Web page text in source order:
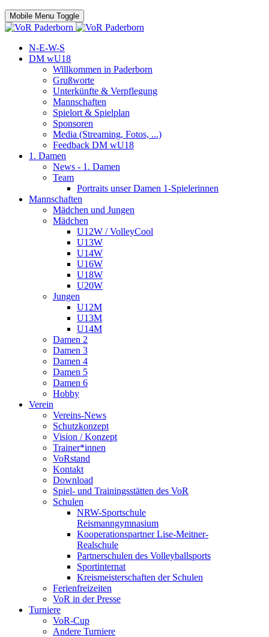
Mobile Menu Toggle
N-E-W-S
DM wU18
Willkommen in Paderborn
Grußworte
Unterkünfte & Verpflegung
Mannschaften
Spielort & Spielplan
Sponsoren
Media (Streaming, Fotos, ...)
Feedback DM wU18
1. Damen
News - 1. Damen
Team
Portraits unser Damen 1-Spielerinnen
Mannschaften
Mädchen und Jungen
Mädchen
U12W / VolleyCool
U13W
U14W
U16W
U18W
U20W
Jungen
U12M
U13M
U14M
Damen 2
Damen 3
Damen 4
Damen 5
Damen 6
Hobby
Verein
Vereins-News
Schutzkonzept
Vision / Konzept
Trainer*innen
VoRstand
Kontakt
Download
Spiel- und Trainingsstätten des VoR
Schulen
NRW-Sportschule
Reismanngymnasium
Kooperationspartner Lise-Meitner-
Realschule
Partnerschulen des Volleyballsports
Sportinternat
Kreismeisterschaften der Schulen
Ferienfreizeiten
VoR in der Presse
Turniere
VoR-Cup
Andere Turniere